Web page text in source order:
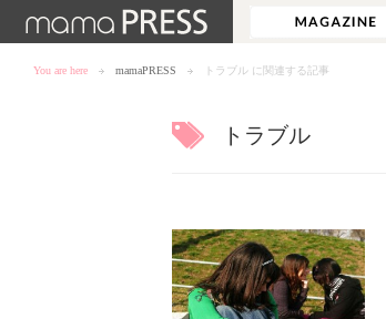
You are here mamaPRESS トラブル に関連する記事
トラブル